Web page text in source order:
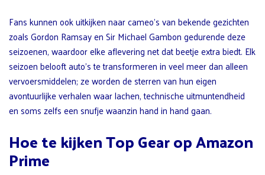
Fans kunnen ook uitkijken naar cameo’s van bekende gezichten
zoals Gordon Ramsay en Sir Michael Gambon gedurende deze
seizoenen, waardoor elke aflevering net dat beetje extra biedt. Elk
seizoen belooft auto’s te transformeren in veel meer dan alleen
vervoersmiddelen; ze worden de sterren van hun eigen
avontuurlijke verhalen waar lachen, technische uitmuntendheid
en soms zelfs een snufje waanzin hand in hand gaan.
Hoe te kijken Top Gear op Amazon
Prime